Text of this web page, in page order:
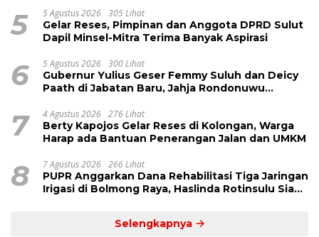
5 5 Agustus 2026 305 Lihat
Gelar Reses, Pimpinan dan Anggota DPRD Sulut
Dapil Minsel-Mitra Terima Banyak Aspirasi
6 5 Agustus 2026 300 Lihat
Gubernur Yulius Geser Femmy Suluh dan Deicy
Paath di Jabatan Baru, Jahja Rondonuwu
7 4 Agustus 2026 276 Lihat
Berty Kapojos Gelar Reses di Kolongan, Warga
Harap ada Bantuan Penerangan Jalan dan UMKM
8 7 Agustus 2026 266 Lihat
PUPR Anggarkan Dana Rehabilitasi Tiga Jaringan
Irigasi di Bolmong Raya, Haslinda Rotinsulu Siap
Selengkapnya